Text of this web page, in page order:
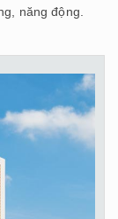
năng động.